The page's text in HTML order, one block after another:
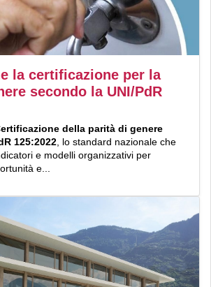
la certificazione per la
secondo la UNI/PdR
della parità di genere
125:2022, lo standard nazionale che
e modelli organizzativi per
e...